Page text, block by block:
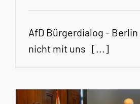
AfD Bürgerdialog -
nicht mit uns [...]